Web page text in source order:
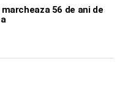
56 de ani de